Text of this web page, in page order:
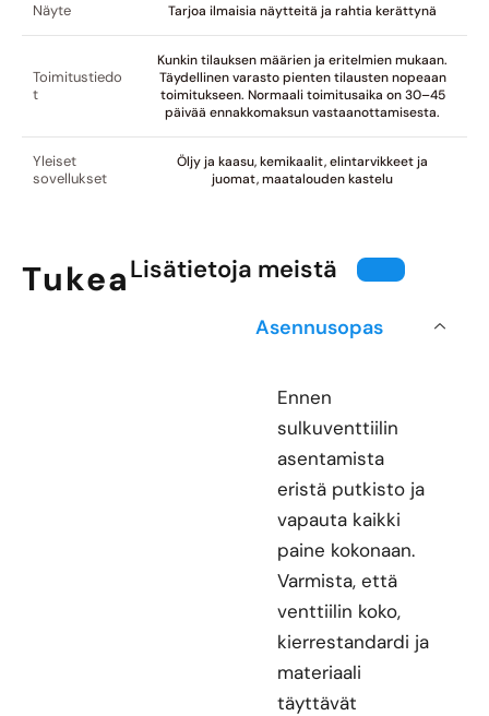
Näyte Tarjoa ilmaisia näytteitä ja rahtia kerättynä
Toimitustiedo
t
Kunkin tilauksen määrien ja eritelmien mukaan.
Täydellinen varasto pienten tilausten nopeaan
toimitukseen. Normaali toimitusaika on 30–45
päivää ennakkomaksun vastaanottamisesta.
Yleiset
sovellukset
Öljy ja kaasu, kemikaalit, elintarvikkeet ja
juomat, maatalouden kastelu
TukeaLisätietoja meistä
Asennusopas
Ennen
sulkuventtiilin
asentamista
eristä putkisto ja
vapauta kaikki
paine kokonaan.
Varmista, että
venttiilin koko,
kierrestandardi ja
materiaali
täyttävät